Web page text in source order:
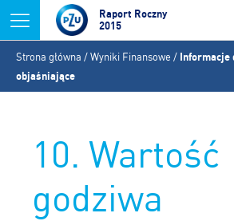
Jump to navigation
Raport Roczny
2015
Jesteś
tutaj
Strona główna /Wyniki Finansowe / Informacje
objaśniające
10. Wartość
godziwa